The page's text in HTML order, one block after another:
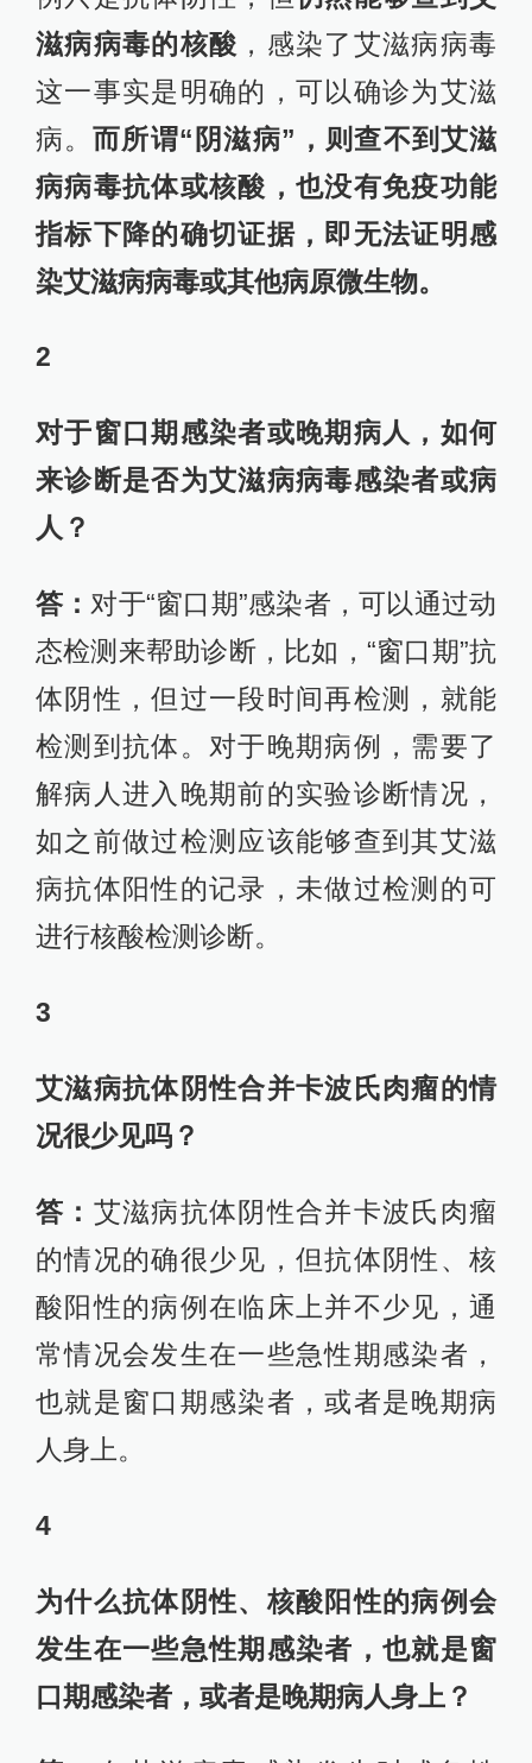
滋病病毒的核酸 ，感染了艾滋病病毒
这一事实是明确的，可以确诊为艾滋
病。而所谓“阴滋病”，则查不到艾滋
病病毒抗体或核酸，也没有免疫功能
指标下降的确切证据，即无法证明感
染艾滋病病毒或其他病原微生物。
2
对于窗口期感染者或晚期病人，如何
来诊断是否为艾滋病病毒感染者或病
人？
答：对于“窗口期”感染者，可以通过动
态检测来帮助诊断，比如，“窗口期”抗
体阴性，但过一段时间再检测，就能
检测到抗体。对于晚期病例，需要了
解病人进入晚期前的实验诊断情况，
如之前做过检测应该能够查到其艾滋
病抗体阳性的记录，未做过检测的可
进行核酸检测诊断。
3
艾滋病抗体阴性合并卡波氏肉瘤的情
况很少见吗？
答： 艾滋病抗体阴性合并卡波氏肉瘤
的情况的确很少见，但抗体阴性、核
酸阳性的病例在临床上并不少见，通
常情况会发生在一些急性期感染者，
也就是窗口期感染者，或者是晚期病
人身上。
4
为什么抗体阴性、核酸阳性的病例会
发生在一些急性期感染者，也就是窗
口期感染者，或者是晚期病人身上？